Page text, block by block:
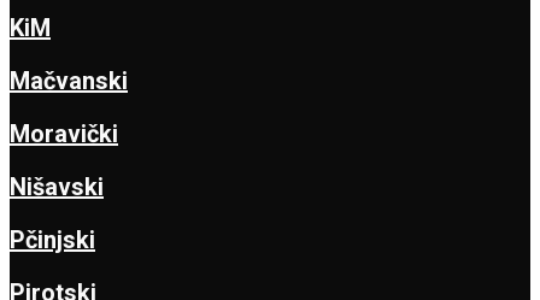
KiM
Mačvanski
Moravički
Nišavski
Pčinjski
Pirotski